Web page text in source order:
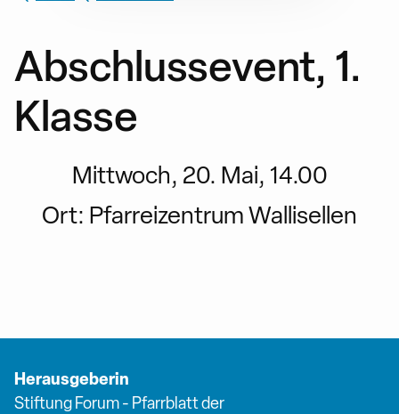
Abschlussevent, 1.
Klasse
Mittwoch, 20. Mai, 14.00
Ort: Pfarreizentrum Wallisellen
Herausgeberin
Stiftung Forum - Pfarrblatt der